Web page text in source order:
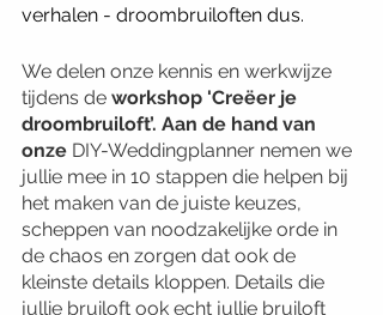
verhalen - droombruiloften dus.
We delen onze kennis en werkwijze
tijdens de workshop 'Creëer je
droombruiloft’. Aan de hand van
onze DIY-Weddingplanner nemen we
jullie mee in 10 stappen die helpen bij
het maken van de juiste keuzes,
scheppen van noodzakelijke orde in
de chaos en zorgen dat ook de
kleinste details kloppen. Details die
jullie bruiloft ook echt jullie bruiloft